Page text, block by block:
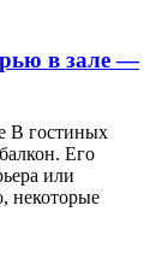
в зале —
В гостиных
Его
или
некоторые